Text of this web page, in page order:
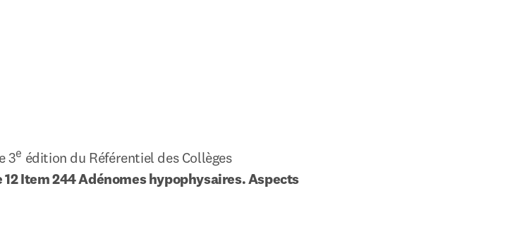
3e édition du Référentiel des Collèges
Item 244 Adénomes hypophysaires. Aspects